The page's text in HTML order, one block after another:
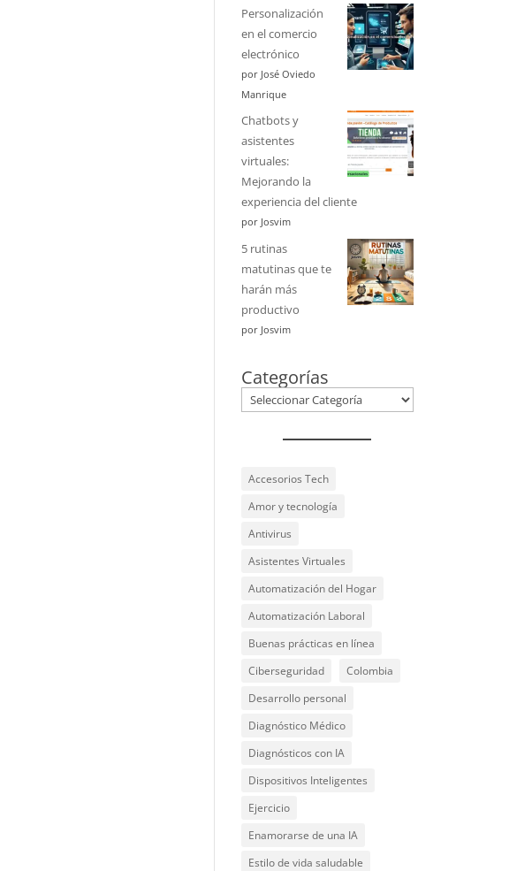
Personalización
en el comercio
electrónico
por José Oviedo
Manrique
Chatbots y
asistentes
virtuales:
Mejorando la
experiencia del cliente
por Josvim
5 rutinas
matutinas que te
harán más
productivo
por Josvim
Categorías
Accesorios Tech
Amor y tecnología
Antivirus
Asistentes Virtuales
Automatización del Hogar
Automatización Laboral
Buenas prácticas en línea
Ciberseguridad
Colombia
Desarrollo personal
Diagnóstico Médico
Diagnósticos con IA
Dispositivos Inteligentes
Ejercicio
Enamorarse de una IA
Estilo de vida saludable